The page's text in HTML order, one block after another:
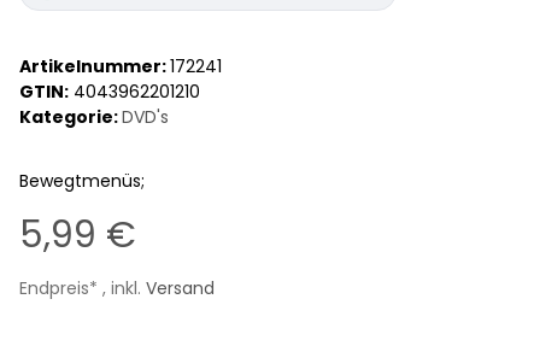
Artikelnummer:172241
GTIN: 4043962201210
Kategorie:DVD's
Bewegtmenüs;
5,99 €
Endpreis* , inkl. Versand